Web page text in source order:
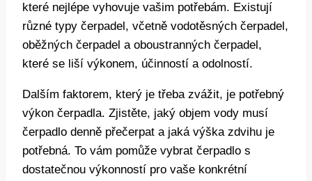
které nejlépe vyhovuje vašim potřebám. Existují
různé typy čerpadel, včetně vodotěsných čerpadel,
oběžných čerpadel a oboustranných čerpadel,
které se liší výkonem, účinností a odolností.
Dalším faktorem, který je třeba zvážit, je potřebný
výkon čerpadla. Zjistěte, jaký objem vody musí
čerpadlo denně přečerpat a jaká výška zdvihu je
potřebná. To vám pomůže vybrat čerpadlo s
dostatečnou výkonností pro vaše konkrétní